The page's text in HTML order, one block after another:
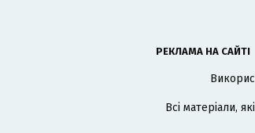
РЕКЛАМА НА САЙТІ
Всі матеріали,